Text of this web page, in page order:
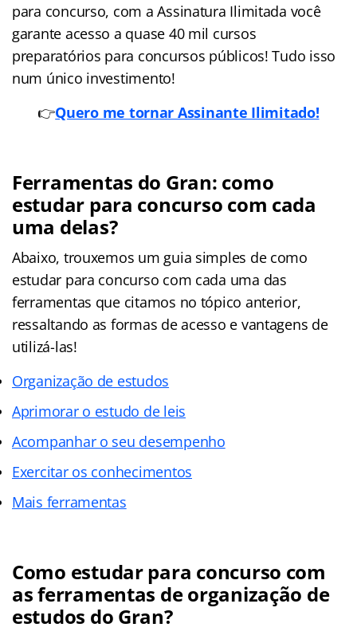
para concurso, com a Assinatura Ilimitada você
garante acesso a quase 40 mil cursos
preparatórios para concursos públicos! Tudo isso
num único investimento!
👉Quero me tornar Assinante Ilimitado!
Ferramentas do Gran: como
estudar para concurso com cada
uma delas?
Abaixo, trouxemos um guia simples de como
estudar para concurso com cada uma das
ferramentas que citamos no tópico anterior,
ressaltando as formas de acesso e vantagens de
utilizá-las!
Organização de estudos
Aprimorar o estudo de leis
Acompanhar o seu desempenho
Exercitar os conhecimentos
Mais ferramentas
Como estudar para concurso com
as ferramentas de organização de
estudos do Gran?